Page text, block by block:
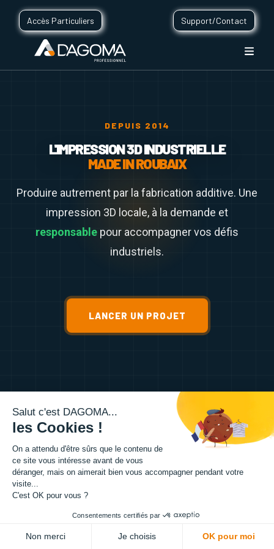
Accès Particuliers Support/Contact
DEPUIS 2014
L'IMPRESSION 3D INDUSTRIELLE
MADE IN ROUBAIX
Produire autrement par la fabrication additive. Une
impression 3D locale, à la demande et
responsable pour accompagner vos défis
industriels.
LANCER UN PROJET
+1 000 000+
PIÈCES PRODUITES / AN
Salut c'est DAGOMA...
les Cookies !
On a attendu d'être sûrs que le contenu de
ce site vous intéresse avant de vous
déranger, mais on aimerait bien vous accompagner pendant votre
visite...
C'est OK pour vous ?
Consentements certifiés par
Non merci Je choisis OK pour moi